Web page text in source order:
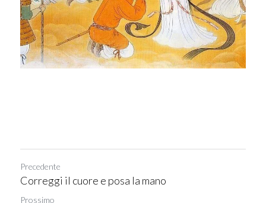
Precedente
Correggi il cuore e posa la mano
Prossimo